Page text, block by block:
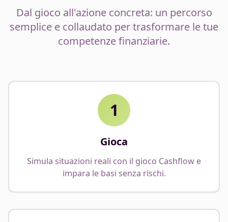
Dal gioco all'azione concreta: un percorso
semplice e collaudato per trasformare le tue
competenze finanziarie.
1
Gioca
Simula situazioni reali con il gioco Cashflow e
impara le basi senza rischi.